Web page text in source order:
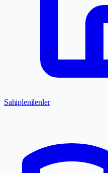
Sahiplenilenler